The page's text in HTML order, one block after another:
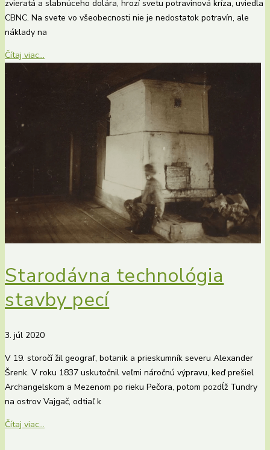
zvieratá a slabnúceho dolára, hrozí svetu potravinová kríza, uviedla
CBNC. Na svete vo všeobecnosti nie je nedostatok potravín, ale
náklady na
Čítaj viac...
Starodávna technológia
stavby pecí
3. júl 2020
V 19. storočí žil geograf, botanik a prieskumník severu Alexander
Šrenk. V roku 1837 uskutočnil veľmi náročnú výpravu, keď prešiel
Archangelskom a Mezenom po rieku Pečora, potom pozdĺž Tundry
na ostrov Vajgač, odtiaľ k
Čítaj viac...